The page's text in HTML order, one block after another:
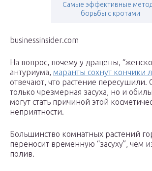
Самые эффективные
борьбы с кротами
businessinsider.com
На вопрос, почему у драцены,
антуриума, маранты сохнут кончики
отвечают, что растение пересушили.
только чрезмерная засуха, но и
могут стать причиной этой
неприятности.
Большинство комнатных растений
переносит временную “засуху”, чем
полив.